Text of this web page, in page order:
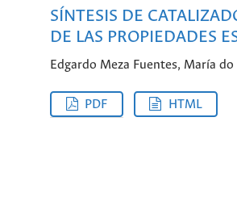
SÍNTESIS DE
DE LAS PROPIEDADES
Edgardo Meza Fuentes, María do
PDF HTML